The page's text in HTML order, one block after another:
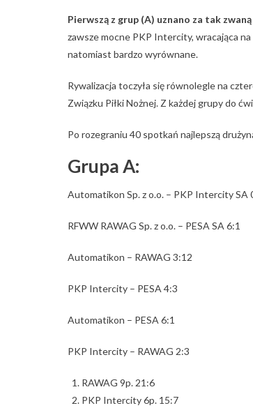
Pierwszą z grup (A) uznano za tak
zawsze mocne PKP Intercity, wracająca
natomiast bardzo wyrównane.
Rywalizacja toczyła się równolegle na
Związku Piłki Nożnej. Z każdej grupy do
Po rozegraniu 40 spotkań najlepszą
Grupa A:
Automatikon Sp. z o.o. – PKP Intercity SA
RFWW RAWAG Sp. z o.o. – PESA SA 6:1
Automatikon – RAWAG 3:12
PKP Intercity – PESA 4:3
Automatikon – PESA 6:1
PKP Intercity – RAWAG 2:3
RAWAG 9p. 21:6
PKP Intercity 6p. 15:7